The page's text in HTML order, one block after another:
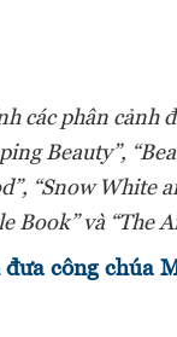
các phân cảnh
Beauty”,
“Snow White
Book” và “The
công chúa